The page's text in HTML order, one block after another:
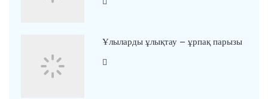
Ұлыларды ұлықтау – ұрпақ парызы